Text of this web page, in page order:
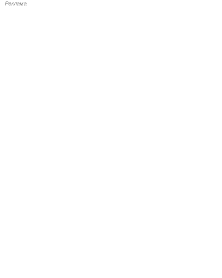
Реклама